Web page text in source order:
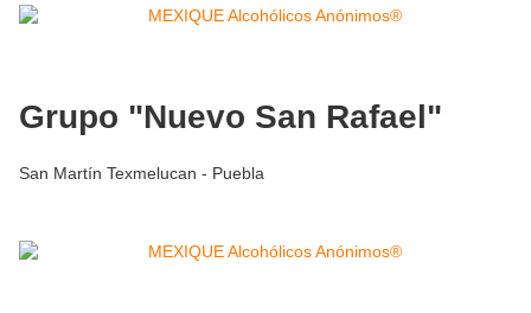
Grupo "Nuevo San Rafael"
San Martín Texmelucan - Puebla